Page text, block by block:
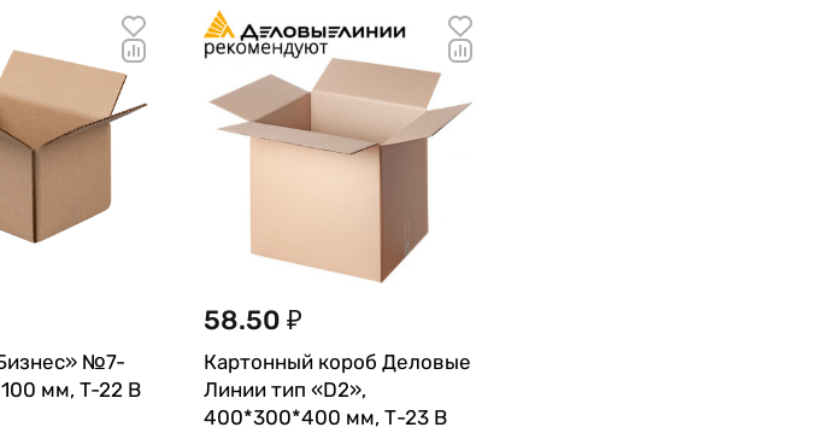
№7-
мм, T-22 В
58.50 ₽
Картонный короб Деловые
Линии тип «D2»,
400*300*400 мм, Т-23 В